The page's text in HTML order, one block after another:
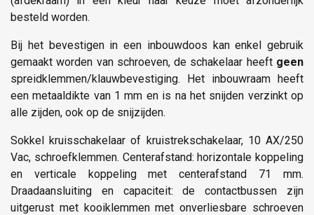
besteld worden.
Bij het bevestigen in een inbouwdoos kan enkel gebruik
gemaakt worden van schroeven, de schakelaar heeft geen
spreidklemmen/klauwbevestiging. Het inbouwraam heeft
een metaaldikte van 1 mm en is na het snijden verzinkt op
alle zijden, ook op de snijzijden.
Sokkel kruisschakelaar of kruistrekschakelaar, 10 AX/250
Vac, schroefklemmen. Centerafstand: horizontale koppeling
en verticale koppeling met centerafstand 71 mm.
Draadaansluiting en capaciteit: de contactbussen zijn
uitgerust met kooiklemmen met onverliesbare schroeven